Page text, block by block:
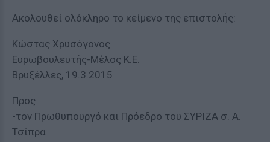
Ακολουθεί ολόκληρο το κείμενο της επιστολής:
Κώστας Χρυσόγονος
Ευρωβουλευτής-Μέλος Κ.Ε.
Βρυξέλλες, 19.3.2015
Προς
-τον Πρωθυπουργό και Πρόεδρο του ΣΥΡΙΖΑ σ. Α.
Τσίπρα